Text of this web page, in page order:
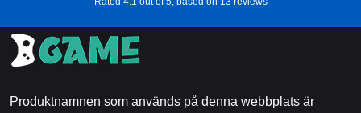
Produktnamnen som används på denna webbplats är